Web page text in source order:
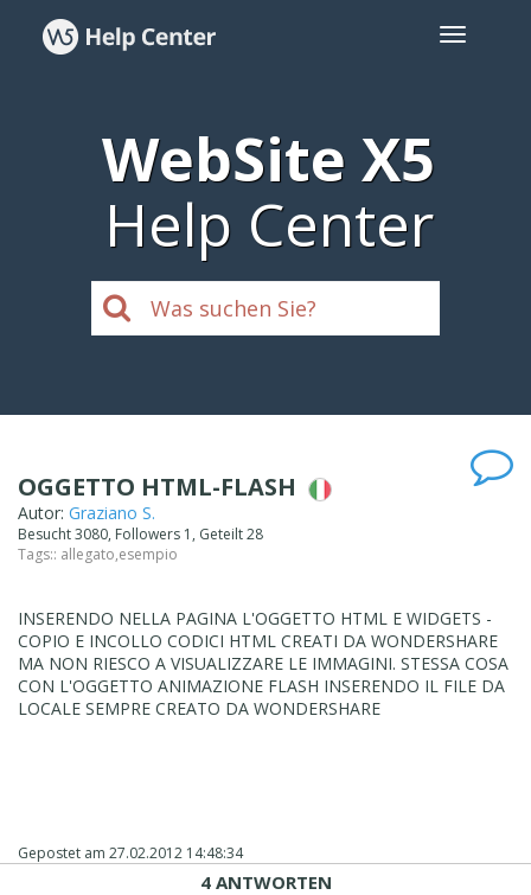
WebSite X5
Help Center
OGGETTO HTML-FLASH
Autor: Graziano S.
Besucht 3080, Followers 1, Geteilt 28
Tags:: allegato,esempio
INSERENDO NELLA PAGINA L'OGGETTO HTML E WIDGETS -
COPIO E INCOLLO CODICI HTML CREATI DA WONDERSHARE
MA NON RIESCO A VISUALIZZARE LE IMMAGINI. STESSA COSA
CON L'OGGETTO ANIMAZIONE FLASH INSERENDO IL FILE DA
LOCALE SEMPRE CREATO DA WONDERSHARE
Gepostet am 27.02.2012 14:48:34
4 ANTWORTEN